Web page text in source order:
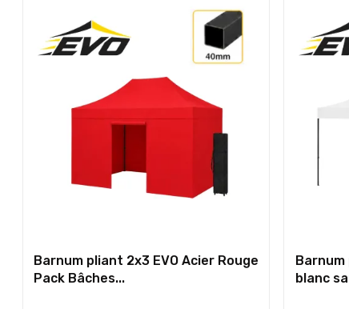
Barnum pliant 2x3 EVO Acier Rouge
Pack Bâches...
Barnum
blanc